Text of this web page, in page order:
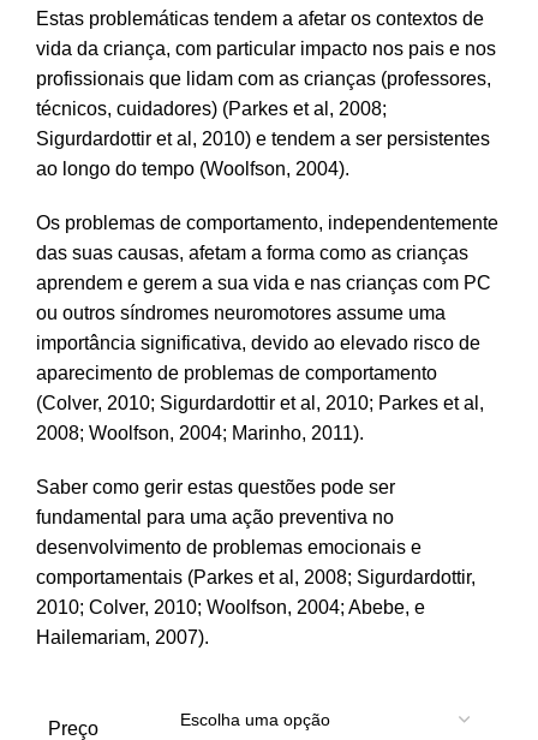
Estas problemáticas tendem a afetar os contextos de
vida da criança, com particular impacto nos pais e nos
profissionais que lidam com as crianças (professores,
técnicos, cuidadores) (Parkes et al, 2008;
Sigurdardottir et al, 2010) e tendem a ser persistentes
ao longo do tempo (Woolfson, 2004).
Os problemas de comportamento, independentemente
das suas causas, afetam a forma como as crianças
aprendem e gerem a sua vida e nas crianças com PC
ou outros síndromes neuromotores assume uma
importância significativa, devido ao elevado risco de
aparecimento de problemas de comportamento
(Colver, 2010; Sigurdardottir et al, 2010; Parkes et al,
2008; Woolfson, 2004; Marinho, 2011).
Saber como gerir estas questões pode ser
fundamental para uma ação preventiva no
desenvolvimento de problemas emocionais e
comportamentais (Parkes et al, 2008; Sigurdardottir,
2010; Colver, 2010; Woolfson, 2004; Abebe, e
Hailemariam, 2007).
Preço